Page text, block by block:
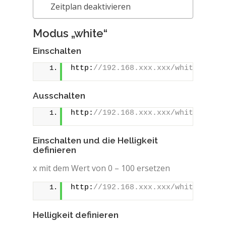
Zeitplan deaktivieren
Modus „white“
Einschalten
http: //192.168.xxx.xxx/white/
Ausschalten
http: //192.168.xxx.xxx/white/
Einschalten und die Helligkeit
definieren
x mit dem Wert von 0 – 100 ersetzen
http: //192.168.xxx.xxx/white/
Helligkeit definieren